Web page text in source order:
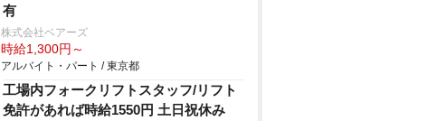
有
株式会社ベアーズ
時給1,300円～
アルバイト・パート / 東京都
工場内フォークリフトスタッフ/リフト
免許があれば時給1550円 土日祝休み